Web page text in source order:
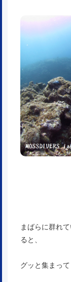
まばらに群れ
ると、
グッと集まっ